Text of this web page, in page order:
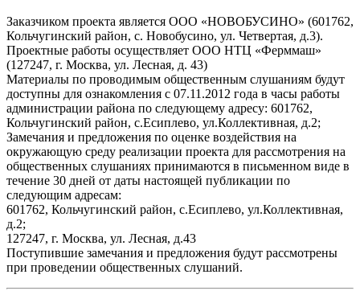
Заказчиком проекта является ООО «НОВОБУСИНО» (601762,
Кольчугинский район, с. Новобусино, ул. Четвертая, д.3).
Проектные работы осуществляет ООО НТЦ «Ферммаш»
(127247, г. Москва, ул. Лесная, д. 43)
Материалы по проводимым общественным слушаниям будут
доступны для ознакомления с 07.11.2012 года в часы работы
администрации района по следующему адресу: 601762,
Кольчугинский район, с.Есиплево, ул.Коллективная, д.2;
Замечания и предложения по оценке воздействия на
окружающую среду реализации проекта для рассмотрения на
общественных слушаниях принимаются в письменном виде в
течение 30 дней от даты настоящей публикации по
следующим адресам:
601762, Кольчугинский район, с.Есиплево, ул.Коллективная,
д.2;
127247, г. Москва, ул. Лесная, д.43
Поступившие замечания и предложения будут рассмотрены
при проведении общественных слушаний.